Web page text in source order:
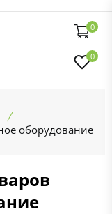
0
0
оборудование